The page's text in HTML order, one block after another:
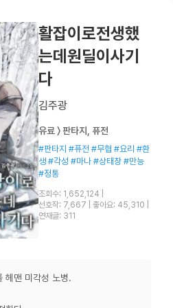
활잡이로전생했
는데원딜이사기
다
김주광
유료 〉 판타지, 퓨전
#판타지 #퓨전 #무협 #요리 #환
생 #각성 #마나 #상태창 #만능
#정통
조회수: 1,652,124
선호작: 7,667
좋아요: 45,310
연재글: 311
헤맨 미각성 노병.